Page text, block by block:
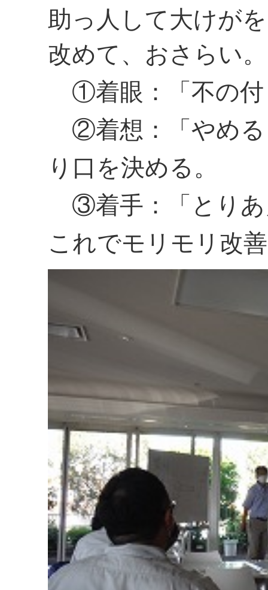
助っ人して大けが
改めて、おさらい。
①着眼：「不の付
②着想：「やめる
り口を決める。
③着手：「とりあ
これでモリモリ改